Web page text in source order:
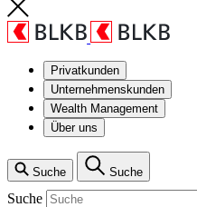
Privatkunden
Unternehmenskunden
Wealth Management
Über uns
Suche Suche
Suche